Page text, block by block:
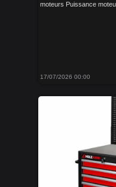
moteurs Puissance
17/07/2026 00:00